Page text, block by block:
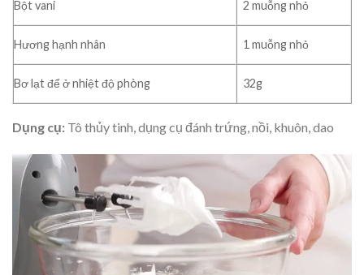
Bột vani 2 muỗng nhỏ
Hương hạnh nhân 1 muỗng nhỏ
Bơ lạt để ở nhiệt độ phòng 32g
Dụng cụ: Tô thủy tinh, dụng cụ đánh trứng, nồi, khuôn, dao